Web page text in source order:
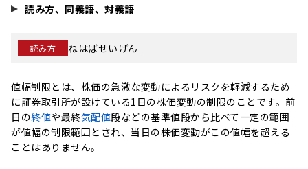
読み方、同義語、対義語
読み方 ねはばせいげん
値幅制限とは、株価の急激な変動によるリスクを軽減するため
に証券取引所が設けている1日の株価変動の制限のことです。前
日の終値や最終気配値段などの基準値段から比べて一定の範囲
が値幅の制限範囲とされ、当日の株価変動がこの値幅を超える
ことはありません。